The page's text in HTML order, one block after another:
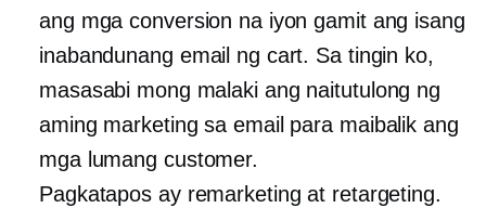
ang mga conversion na iyon gamit ang isang
inabandunang email ng cart. Sa tingin ko,
masasabi mong malaki ang naitutulong ng
aming marketing sa email para maibalik ang
mga lumang customer.
Pagkatapos ay remarketing at retargeting.